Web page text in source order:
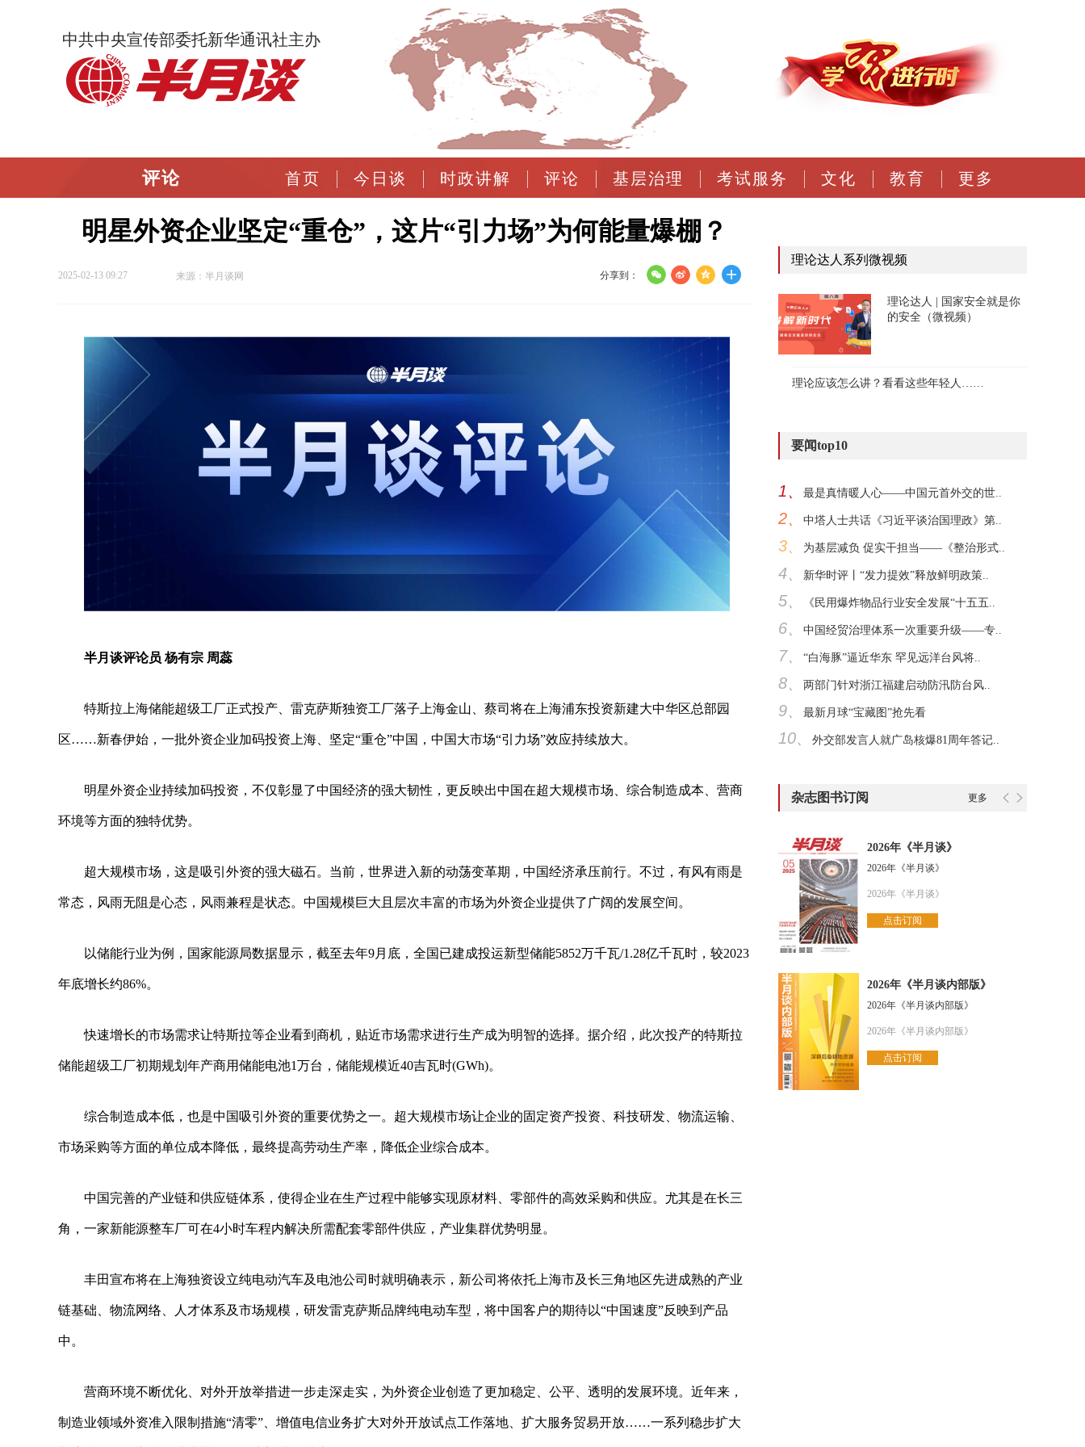
中共中央宣传部委托新华通讯社主办
评论 首页 今日谈 时政讲解 评论 基层治理 考试服务 文化 教育 更多
明星外资企业坚定“重仓”，这片“引力场”为何能量爆棚？
2025-02-13 09:27 来源：半月谈网 分享到：
半月谈评论员 杨有宗 周蕊
特斯拉上海储能超级工厂正式投产、雷克萨斯独资工厂落子上海金山、蔡司将在上海浦东投资新建大中华区总部园
区……新春伊始，一批外资企业加码投资上海、坚定“重仓”中国，中国大市场“引力场”效应持续放大。
明星外资企业持续加码投资，不仅彰显了中国经济的强大韧性，更反映出中国在超大规模市场、综合制造成本、营商
环境等方面的独特优势。
超大规模市场，这是吸引外资的强大磁石。当前，世界进入新的动荡变革期，中国经济承压前行。不过，有风有雨是
常态，风雨无阻是心态，风雨兼程是状态。中国规模巨大且层次丰富的市场为外资企业提供了广阔的发展空间。
以储能行业为例，国家能源局数据显示，截至去年9月底，全国已建成投运新型储能5852万千瓦/1.28亿千瓦时，较2023
年底增长约86%。
快速增长的市场需求让特斯拉等企业看到商机，贴近市场需求进行生产成为明智的选择。据介绍，此次投产的特斯拉
储能超级工厂初期规划年产商用储能电池1万台，储能规模近40吉瓦时(GWh)。
综合制造成本低，也是中国吸引外资的重要优势之一。超大规模市场让企业的固定资产投资、科技研发、物流运输、
市场采购等方面的单位成本降低，最终提高劳动生产率，降低企业综合成本。
中国完善的产业链和供应链体系，使得企业在生产过程中能够实现原材料、零部件的高效采购和供应。尤其是在长三
角，一家新能源整车厂可在4小时车程内解决所需配套零部件供应，产业集群优势明显。
丰田宣布将在上海独资设立纯电动汽车及电池公司时就明确表示，新公司将依托上海市及长三角地区先进成熟的产业
链基础、物流网络、人才体系及市场规模，研发雷克萨斯品牌纯电动车型，将中国客户的期待以“中国速度”反映到产品
中。
营商环境不断优化、对外开放举措进一步走深走实，为外资企业创造了更加稳定、公平、透明的发展环境。近年来，
制造业领域外资准入限制措施“清零”、增值电信业务扩大对外开放试点工作落地、扩大服务贸易开放……一系列稳步扩大
理论达人系列微视频
理论达人 | 国家安全就是你
的安全（微视频）
理论应该怎么讲？看看这些年轻人……
要闻top10
1、 最是真情暖人心——中国元首外交的世..
2、 中塔人士共话《习近平谈治国理政》第..
3、 为基层减负 促实干担当——《整治形式..
4、 新华时评丨“发力提效”释放鲜明政策..
5、 《民用爆炸物品行业安全发展“十五五..
6、 中国经贸治理体系一次重要升级——专..
7、 “白海豚”逼近华东 罕见远洋台风将..
8、 两部门针对浙江福建启动防汛防台风..
9、 最新月球“宝藏图”抢先看
10、 外交部发言人就广岛核爆81周年答记..
杂志图书订阅 更多
2026年《半月谈》
2026年《半月谈》
2026年《半月谈》
点击订阅
2026年《半月谈内部版》
2026年《半月谈内部版》
2026年《半月谈内部版》
点击订阅